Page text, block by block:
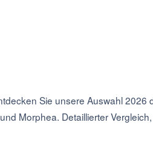
Sie unsere Auswahl 2026
Morphea. Detaillierter